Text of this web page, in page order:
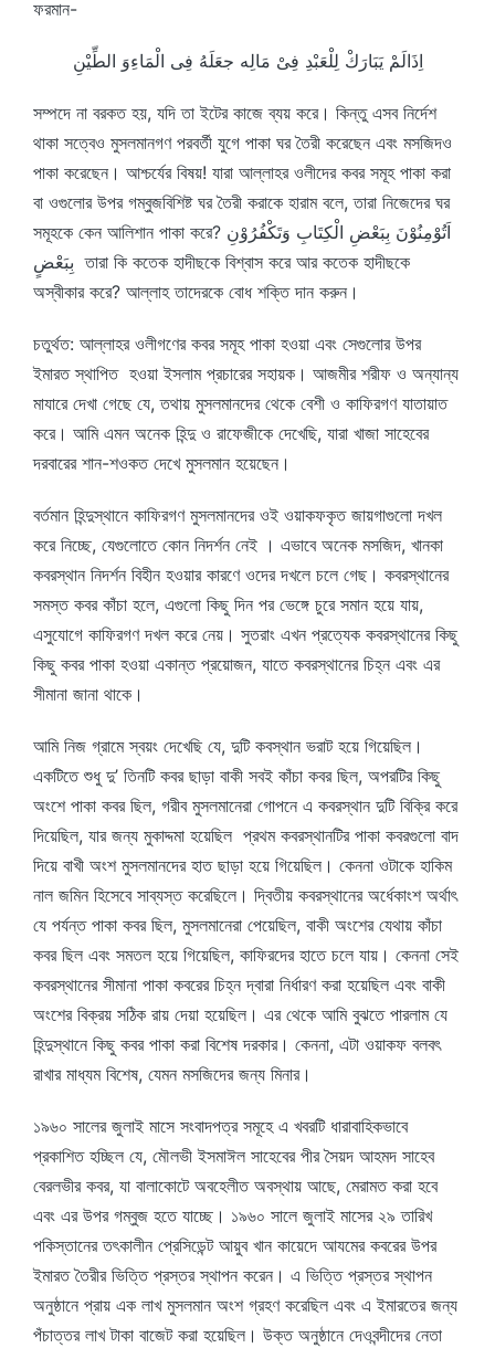
ফরমান-
اِذَالَمْ يَبَارَكْ لِلْعَبْدِ فِىْ مَالِه جعَلَهُ فِى الْمَاءِوَ الطِّيْنِ
সম্পদে না বরকত হয়, যদি তা ইটের কাজে ব্যয় করে। কিন্তু এসব নির্দেশ
থাকা সত্বেও মুসলমানগণ পরবর্তী যুগে পাকা ঘর তৈরী করেছেন এবং মসজিদও
পাকা করেছেন। আশ্চর্যের বিষয়! যারা আল্লাহর ওলীদের কবর সমূহ পাকা করা
বা ওগুলোর উপর গম্বুজবিশিষ্ট ঘর তৈরী করাকে হারাম বলে, তারা নিজেদের ঘর
সমূহকে কেন আলিশান পাকা করে? اَتُوْمِنُوْنَ بِبَعْضِ الْكِتَابِ وَتَكْفُرُوْنِ
بِبَعْضٍ তারা কি কতেক হাদীছকে বিশ্বাস করে আর কতেক হাদীছকে
অস্বীকার করে? আল্লাহ তাদেরকে বোধ শক্তি দান করুন।
চতুর্থত: আল্লাহর ওলীগণের কবর সমূহ পাকা হওয়া এবং সেগুলোর উপর
ইমারত স্থাপিত হওয়া ইসলাম প্রচারের সহায়ক। আজমীর শরীফ ও অন্যান্য
মাযারে দেখা গেছে যে, তথায় মুসলমানদের থেকে বেশী ও কাফিরগণ যাতায়াত
করে। আমি এমন অনেক হিন্দু ও রাফেজীকে দেখেছি, যারা খাজা সাহেবের
দরবারের শান-শওকত দেখে মুসলমান হয়েছেন।
বর্তমান হিন্দুস্থানে কাফিরগণ মুসলমানদের ওই ওয়াকফকৃত জায়গাগুলো দখল
করে নিচ্ছে, যেগুলোতে কোন নিদর্শন নেই । এভাবে অনেক মসজিদ, খানকা
কবরস্থান নিদর্শন বিহীন হওয়ার কারণে ওদের দখলে চলে গেছ। কবরস্থানের
সমস্ত কবর কাঁচা হলে, এগুলো কিছু দিন পর ভেঙ্গে চুরে সমান হয়ে যায়,
এসুযোগে কাফিরগণ দখল করে নেয়। সুতরাং এখন প্রত্যেক কবরস্থানের কিছু
কিছু কবর পাকা হওয়া একান্ত প্রয়োজন, যাতে কবরস্থানের চিহ্ন এবং এর
সীমানা জানা থাকে।
আমি নিজ গ্রামে স্বয়ং দেখেছি যে, দুটি কবস্থান ভরাট হয়ে গিয়েছিল।
একটিতে শুধু দু’ তিনটি কবর ছাড়া বাকী সবই কাঁচা কবর ছিল, অপরটির কিছু
অংশে পাকা কবর ছিল, গরীব মুসলমানেরা গোপনে এ কবরস্থান দুটি বিক্রি করে
দিয়েছিল, যার জন্য মুকাদ্দমা হয়েছিল প্রথম কবরস্থানটির পাকা কবরগুলো বাদ
দিয়ে বাখী অংশ মুসলমানদের হাত ছাড়া হয়ে গিয়েছিল। কেননা ওটাকে হাকিম
নাল জমিন হিসেবে সাব্যস্ত করেছিলে। দ্বিতীয় কবরস্থানের অর্ধেকাংশ অর্থাৎ
যে পর্যন্ত পাকা কবর ছিল, মুসলমানেরা পেয়েছিল, বাকী অংশের যেথায় কাঁচা
কবর ছিল এবং সমতল হয়ে গিয়েছিল, কাফিরদের হাতে চলে যায়। কেননা সেই
কবরস্থানের সীমানা পাকা কবরের চিহ্ন দ্বারা নির্ধারণ করা হয়েছিল এবং বাকী
অংশের বিক্রয় সঠিক রায় দেয়া হয়েছিল। এর থেকে আমি বুঝতে পারলাম যে
হিন্দুস্থানে কিছু কবর পাকা করা বিশেষ দরকার। কেননা, এটা ওয়াকফ বলবৎ
রাখার মাধ্যম বিশেষ, যেমন মসজিদের জন্য মিনার।
১৯৬০ সালের জুলাই মাসে সংবাদপত্র সমূহে এ খবরটি ধারাবাহিকভাবে
প্রকাশিত হচ্ছিল যে, মৌলভী ইসমাঈল সাহেবের পীর সৈয়দ আহমদ সাহেব
বেরলভীর কবর, যা বালাকোটে অবহেলীত অবস্থায় আছে, মেরামত করা হবে
এবং এর উপর গম্বুজ হতে যাচ্ছে। ১৯৬০ সালে জুলাই মাসের ২৯ তারিখ
পকিস্তানের তৎকালীন প্রেসিডেন্ট আয়ুব খান কায়েদে আযমের কবরের উপর
ইমারত তৈরীর ভিত্তি প্রস্তর স্থাপন করেন। এ ভিত্তি প্রস্তর স্থাপন
অনুষ্ঠানে প্রায় এক লাখ মুসলমান অংশ গ্রহণ করেছিল এবং এ ইমারতের জন্য
পঁচাত্তর লাখ টাকা বাজেট করা হয়েছিল। উক্ত অনুষ্ঠানে দেওবন্দীদের নেতা